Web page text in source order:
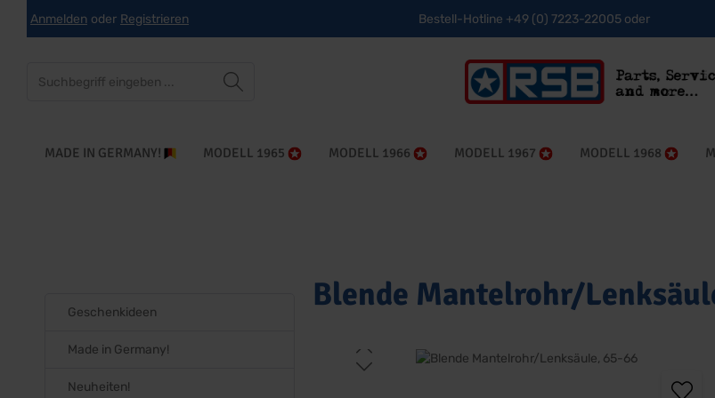
springen Zur Hauptnavigation springen
Anmelden oder Registrieren Bestell-Hotline +49 (0) 7223-22005 oder
MADE IN GERMANY! MODELL 1965 MODELL 1966 MODELL 1967 MODELL 1968
Geschenkideen
Made in Germany!
Neuheiten!
Blende Mantelrohr/
Bildergalerie überspringen